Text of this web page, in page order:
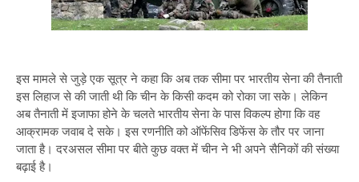
इस मामले से जुड़े एक सूत्र ने कहा कि अब तक सीमा पर भारतीय सेना की तैनाती
इस लिहाज से की जाती थी कि चीन के किसी कदम को रोका जा सके। लेकिन
अब तैनाती में इजाफा होने के चलते भारतीय सेना के पास विकल्प होगा कि वह
आक्रामक जवाब दे सके। इस रणनीति को ऑफेंसिव डिफेंस के तौर पर जाना
जाता है। दरअसल सीमा पर बीते कुछ वक्त में चीन ने भी अपने सैनिकों की संख्या
बढ़ाई है।